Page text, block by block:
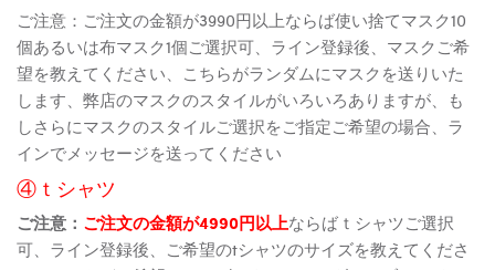
ご注意：ご注文の金額が3990円以上ならば使い捨てマスク10
個あるいは布マスク1個ご選択可、ライン登録後、マスクご希
望を教えてください、こちらがランダムにマスクを送りいた
します、弊店のマスクのスタイルがいろいろありますが、も
しさらにマスクのスタイルご選択をご指定ご希望の場合、ラ
インでメッセージを送ってください
④ｔシャツ
ご注意： ご注文の金額が4990円以上ならばｔシャツご選択
可、ライン登録後、ご希望のtシャツのサイズを教えてくださ